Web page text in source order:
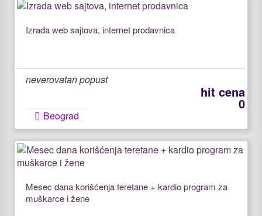
Izrada web sajtova, internet prodavnica
neverovatan popust
hit cena
0
Beograd
Mesec dana korišćenja teretane + kardio program za
muškarce i žene